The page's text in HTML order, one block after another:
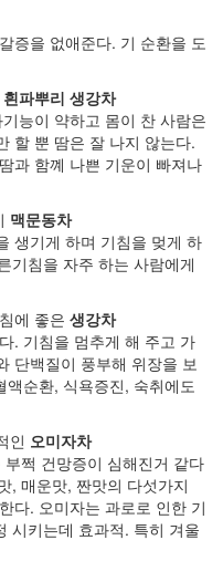
증을 없애준다. 기 순환을 도
흰파뿌리 생강차
능이 약하고 몸이 찬 사람은
할 뿐 땀은 잘 나지 않는다.
과 함꼐 나쁜 기운이 빠져나
맥문동차
생기게 하며 기침을 멎게 하
기침을 자주 하는 사람에게
에 좋은 생강차
. 기침을 멈추게 해 주고 가
단백질이 풍부해 위장을 보
순환, 식욕증진, 숙취에도
인 오미자차
쩍 건망증이 심해진거 같다
, 매운맛, 짠맛의 다섯가지
다. 오미자는 과로로 인한 기
시키는데 효과적. 특히 겨울